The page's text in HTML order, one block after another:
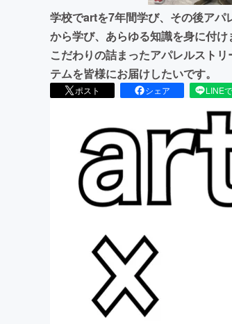
学校でartを7年間学び、その後アパ
から学び、あらゆる知識を身に付
こだわりの詰まったアパレルスト
テムを皆様にお届けしたいです。
ポスト シェア LINE